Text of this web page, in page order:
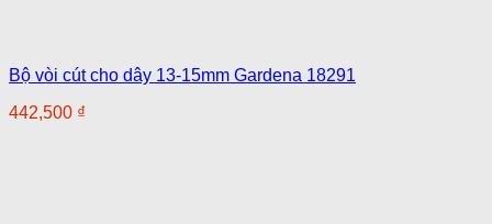
Bộ vòi cút cho dây 13-15mm Gardena 18291
442,500 ₫